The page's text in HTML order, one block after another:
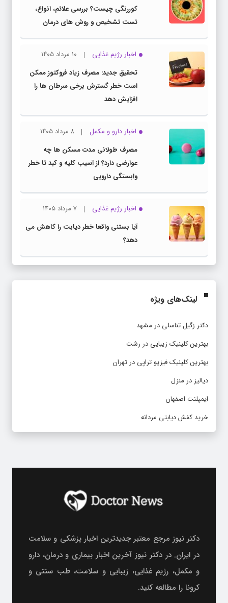
کوررنگی چیست؟ بررسی علائم، انواع،
تست تشخیص و روش های درمان
اخبار رژیم غذایی
۱۰ مرداد ۱۴۰۵
تحقیق جدید: مصرف زیاد فروکتوز ممکن
است خطر گسترش برخی سرطان ها را
افزایش دهد
اخبار دارو و مکمل
۸ مرداد ۱۴۰۵
مصرف طولانی مدت مسکن ها چه
عوارضی دارد؟ از آسیب کلیه و کبد تا خطر
وابستگی دارویی
اخبار رژیم غذایی
۷ مرداد ۱۴۰۵
آیا بستنی واقعا خطر دیابت را کاهش می
دهد؟
لینک‌های ویژه
دکتر زگیل تناسلی در مشهد
بهترین کلینیک زیبایی در رشت
بهترین کلینیک فیزیو تراپی در تهران
دیالیز در منزل
ایمپلنت اصفهان
خرید کفش دیابتی مردانه
دکتر نیوز مرجع معتبر جدیدترین اخبار پزشکی و سلامت
در ایران. در دکتر نیوز آخرین اخبار بیماری و درمان، دارو
و مکمل، رژیم غذایی، زیبایی و سلامت، طب سنتی و
کرونا را مطالعه کنید.